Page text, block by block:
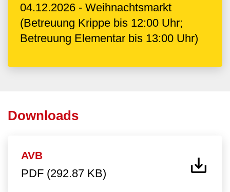
04.12.2026 - Weihnachtsmarkt
(Betreuung Krippe bis 12:00 Uhr;
Betreuung Elementar bis 13:00 Uhr)
Downloads
AVB
PDF (292.87 KB)